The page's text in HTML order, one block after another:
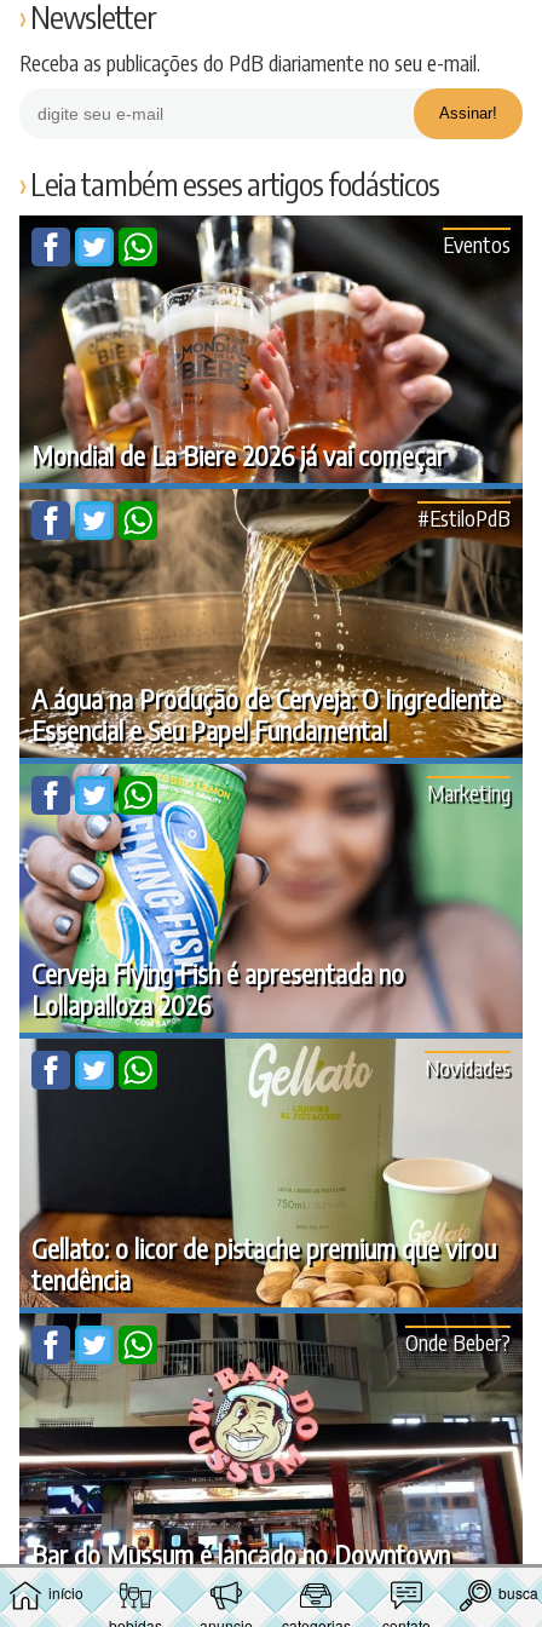
início
busca
Newsletter
Receba as publicações do PdB diariamente no seu e-mail.
Leia também esses artigos fodásticos
Mondial de La Biere 2026 já vai começar
Eventos
A água na Produção de Cerveja: O Ingrediente
Essencial e Seu Papel Fundamental
#EstiloPdB
Cerveja Flying Fish é apresentada no
Lollapalloza 2026
Marketing
Gellato: o licor de pistache premium que virou
tendência
Novidades
Bar do Mussum é lançado no Downtown
Onde Beber?